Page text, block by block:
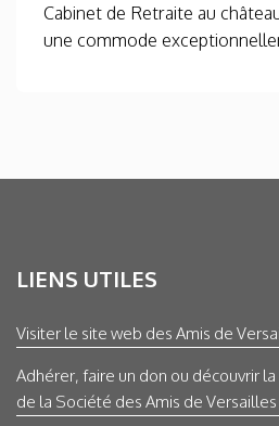
Cabinet de Retraite au
une commode
LIENS UTILES
Visiter le site web des Amis de
Adhérer, faire un don ou découvrir
de la Société des Amis de Versailles